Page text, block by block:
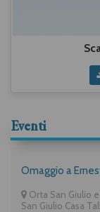
Eventi
Omaggio a
Orta San Giulio
San Giulio Casa